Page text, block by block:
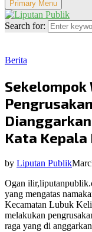
Primary Menu
Search for:
Berita
Sekelompok
Kata
by Liputan Publik
Ogan
yang mengatas
Kecamatan Lubuk
melakukan
raga yang di